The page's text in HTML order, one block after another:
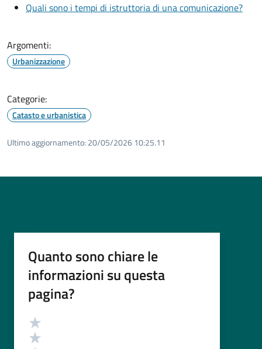
Quali sono i tempi di istruttoria di una comunicazione?
Argomenti:
Urbanizzazione
Categorie:
Catasto e urbanistica
Ultimo aggiornamento: 20/05/2026 10:25.11
Quanto sono chiare le
informazioni su questa
pagina?
Valutazione